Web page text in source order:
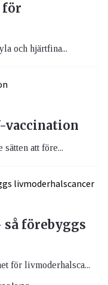
för
och hjärtfina...
vaccination
att före...
så förebyggs
för livmoderhalsca...